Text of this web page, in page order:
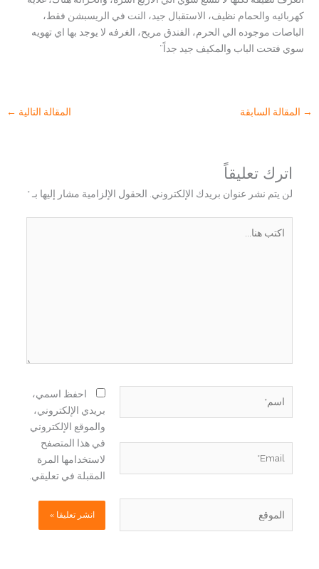
كهربائيه والحمام نظيف، الاستقبال جيد، النت في الريسبشن فقط،
الباصات موجوده الي الحرم، الفندق مريح، الغرفه لا يوجد بها اي تهويه
سوي فتحت الباب والمكيف جيد جداً”
→ المقالة السابقة المقالة التالية ←
اترك تعليقاً
لن يتم نشر عنوان بريدك الإلكتروني. الحقول الإلزامية مشار إليها بـ *
هنا...
احفظ اسمي،
بريدي الإلكتروني،
والموقع الإلكتروني
في هذا المتصفح
لاستخدامها المرة
المقبلة في تعليقي.